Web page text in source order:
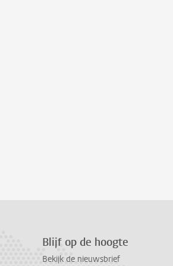
Blijf op de hoogte
Bekijk de nieuwsbrief